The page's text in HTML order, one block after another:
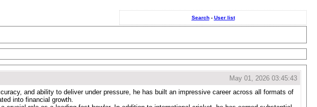
Search- User list
May 01, 2026 03:45:43
and ability to deliver under pressure, he has built an impressive career across all formats of
into financial growth.